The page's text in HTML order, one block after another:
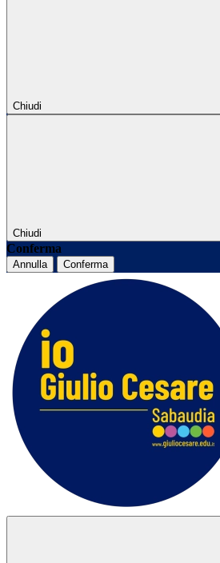
Chiudi
Chiudi
Conferma
Annulla Conferma